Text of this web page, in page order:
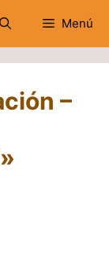
Menú
–